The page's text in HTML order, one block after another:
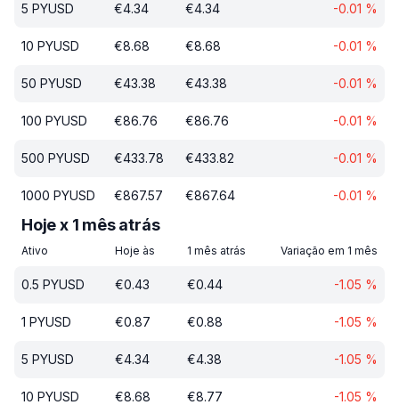
5 PYUSD €4.34 €4.34 -0.01 %
10 PYUSD €8.68 €8.68 -0.01 %
50 PYUSD €43.38 €43.38 -0.01 %
100 PYUSD €86.76 €86.76 -0.01 %
500 PYUSD €433.78 €433.82 -0.01 %
1000 PYUSD €867.57 €867.64 -0.01 %
Hoje x 1 mês atrás
Ativo Hoje às 1 mês atrás Variação em 1 mês
0.5 PYUSD €0.43 €0.44 -1.05 %
1 PYUSD €0.87 €0.88 -1.05 %
5 PYUSD €4.34 €4.38 -1.05 %
10 PYUSD €8.68 €8.77 -1.05 %